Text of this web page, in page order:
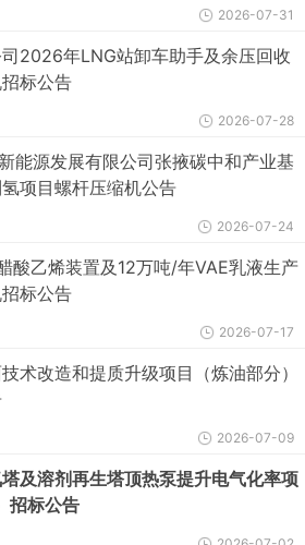
2026-07-31
2026年LNG站卸车助手及余压回收
标公告
2026-07-28
能源发展有限公司张掖碳中和产业基
项目螺杆压缩机公告
2026-07-24
酸乙烯装置及12万吨/年VAE乳液生产
标公告
2026-07-17
术改造和提质升级项目（炼油部分）
2026-07-09
及溶剂再生塔顶热泵提升电气化率项
招标公告